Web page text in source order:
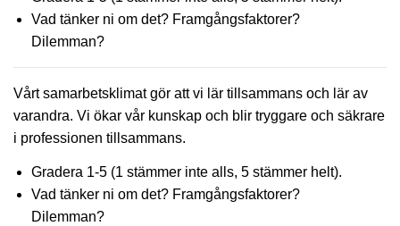
Vad tänker ni om det? Framgångsfaktorer?
Dilemman?
Vårt samarbetsklimat gör att vi lär tillsammans och lär av
varandra. Vi ökar vår kunskap och blir tryggare och säkrare
i professionen tillsammans.
Gradera 1-5 (1 stämmer inte alls, 5 stämmer helt).
Vad tänker ni om det? Framgångsfaktorer?
Dilemman?